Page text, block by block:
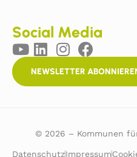
Social Media
NEWSLETTER
© 2026 – Kommunen
DatenschutzImpressum